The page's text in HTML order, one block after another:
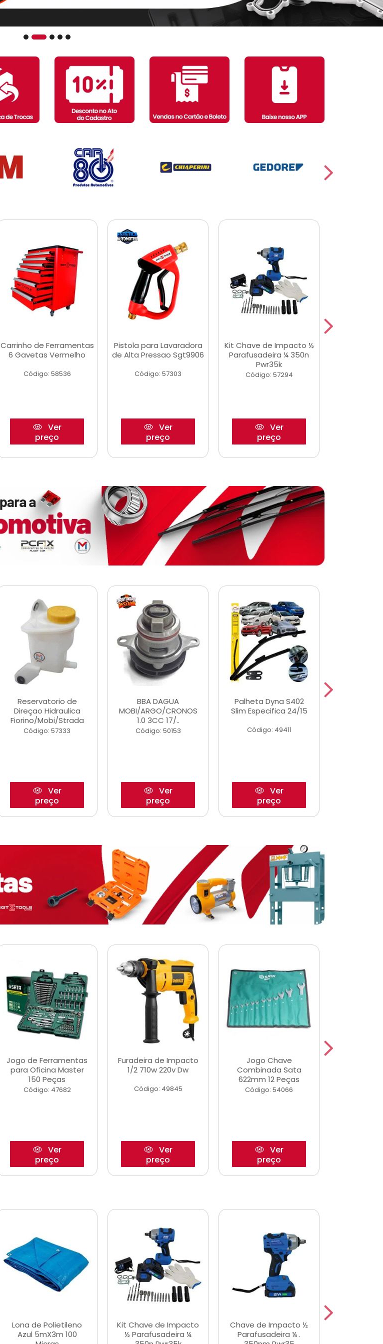
Carrinho de Ferramentas
6 Gavetas Vermelho
Código: 58536
Ver
preço
Pistola para Lavaradora
de Alta Pressao Sgt9906
Código: 57303
Ver
preço
Kit Chave de Impacto ½
Parafusadeira ¼ 350n
Pwr35k
Código: 57294
Ver
preço
Reservatorio de
Direçao Hidraulica
Fiorino/Mobi/Strada
Código: 57333
Ver
preço
BBA DAGUA
MOBI/ARGO/CRONOS
1.0 3CC 17/..
Código: 50153
Ver
preço
Palheta Dyna S402
Slim Especifica 24/15
Código: 49411
Ver
preço
Jogo de Ferramentas
para Oficina Master
150 Peças
Código: 47682
Ver
preço
Furadeira de Impacto
1/2 710w 220v Dw
Código: 49845
Ver
preço
Jogo Chave
Combinada Sata
622mm 12 Peças
Código: 54066
Ver
preço
Lona de Polietileno
Azul 5mX3m 100
Kit Chave de Impacto
½ Parafusadeira ¼
Chave de Impacto ½
Parafusadeira ¼ .